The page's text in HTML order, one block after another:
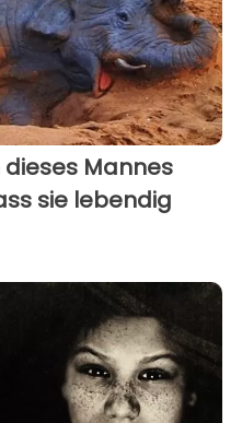
Mannes
sie lebendig